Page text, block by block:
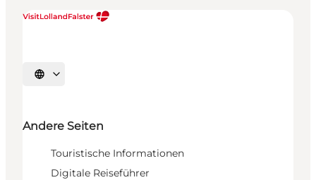
Sprache auswählen
Andere Seiten
Touristische Informationen
Digitale Reiseführer